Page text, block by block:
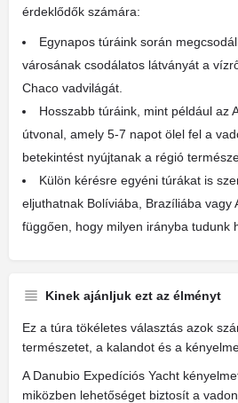
érdeklődők számára:
Egynapos túráink során
városának csodálatos látványát a
Chaco vadvilágát.
Hosszabb túráink, mint például az
útvonal, amely 5-7 napot ölel fel a
betekintést nyújtanak a régió
Külön kérésre egyéni túrákat is
eljuthatnak Bolíviába, Brazíliába vagy
függően, hogy milyen irányba tudunk
Kinek ajánljuk ezt az élményt
Ez a túra tökéletes választás azok
természetet, a kalandot és a
A Danubio Expedíciós Yacht
miközben lehetőséget biztosít a